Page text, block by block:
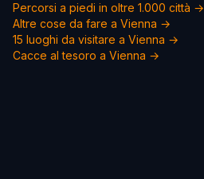
Percorsi a piedi in oltre 1.000 città →
Altre cose da fare a Vienna →
15 luoghi da visitare a Vienna →
Cacce al tesoro a Vienna →